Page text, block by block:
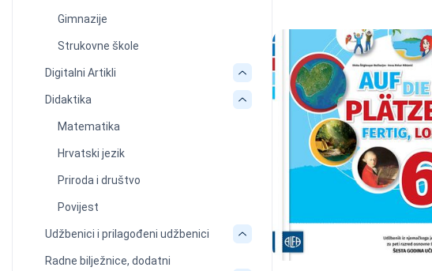
Gimnazije
Strukovne škole
Digitalni Artikli
Didaktika
Matematika
Hrvatski jezik
Priroda i društvo
Povijest
Udžbenici i prilagođeni udžbenici
Radne bilježnice, dodatni